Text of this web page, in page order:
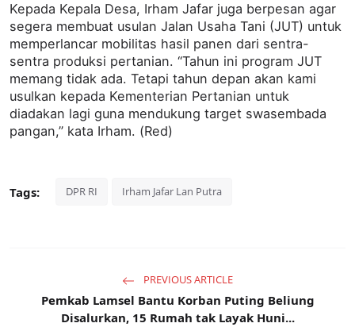
Kepada Kepala Desa, Irham Jafar juga berpesan agar
segera membuat usulan Jalan Usaha Tani (JUT) untuk
memperlancar mobilitas hasil panen dari sentra-
sentra produksi pertanian. “Tahun ini program JUT
memang tidak ada. Tetapi tahun depan akan kami
usulkan kepada Kementerian Pertanian untuk
diadakan lagi guna mendukung target swasembada
pangan,” kata Irham. (Red)
Tags: DPR RI Irham Jafar Lan Putra
PREVIOUS ARTICLE
Pemkab Lamsel Bantu Korban Puting Beliung
Disalurkan, 15 Rumah tak Layak Huni...